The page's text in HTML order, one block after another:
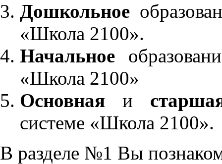
Дошкольное
«Школа 2100».
Начальное
«Школа 2100»
Основнаяи
системе «Школа 2100».
В разделе №1 Вы